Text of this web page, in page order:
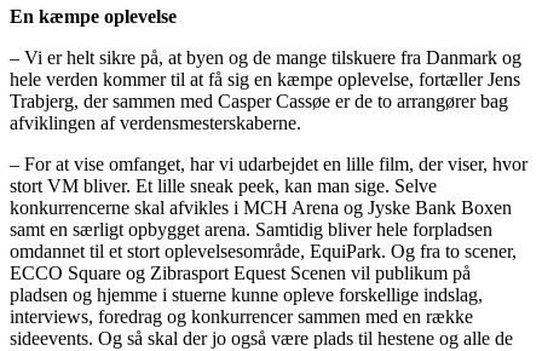
En kæmpe oplevelse
– Vi er helt sikre på, at byen og de mange tilskuere fra Danmark og
hele verden kommer til at få sig en kæmpe oplevelse, fortæller Jens
Trabjerg, der sammen med Casper Cassøe er de to arrangører bag
afviklingen af verdensmesterskaberne.
– For at vise omfanget, har vi udarbejdet en lille film, der viser, hvor
stort VM bliver. Et lille sneak peek, kan man sige. Selve
konkurrencerne skal afvikles i MCH Arena og Jyske Bank Boxen
samt en særligt opbygget arena. Samtidig bliver hele forpladsen
omdannet til et stort oplevelsesområde, EquiPark. Og fra to scener,
ECCO Square og Zibrasport Equest Scenen vil publikum på
pladsen og hjemme i stuerne kunne opleve forskellige indslag,
interviews, foredrag og konkurrencer sammen med en række
sideevents. Og så skal der jo også være plads til hestene og alle de